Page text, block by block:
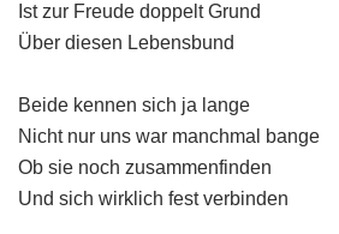
Ist zur Freude doppelt Grund
Über diesen Lebensbund
Beide kennen sich ja lange
Nicht nur uns war manchmal bange
Ob sie noch zusammenfinden
Und sich wirklich fest verbinden